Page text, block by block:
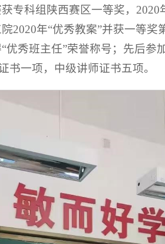
专科组陕西赛区一等奖，
2020年“优秀教案”并获一等奖
优秀班主任”荣誉称号；先后参
书一项，中级讲师证书五项。